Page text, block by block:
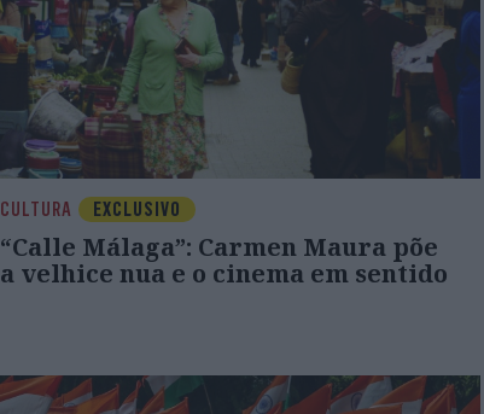
CULTURA EXCLUSIVO
“Calle Málaga”: Carmen Maura põe
a velhice nua e o cinema em sentido